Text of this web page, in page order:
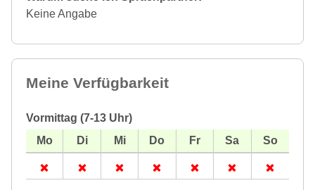
Keine Angabe
Meine Verfügbarkeit
Vormittag (7-13 Uhr)